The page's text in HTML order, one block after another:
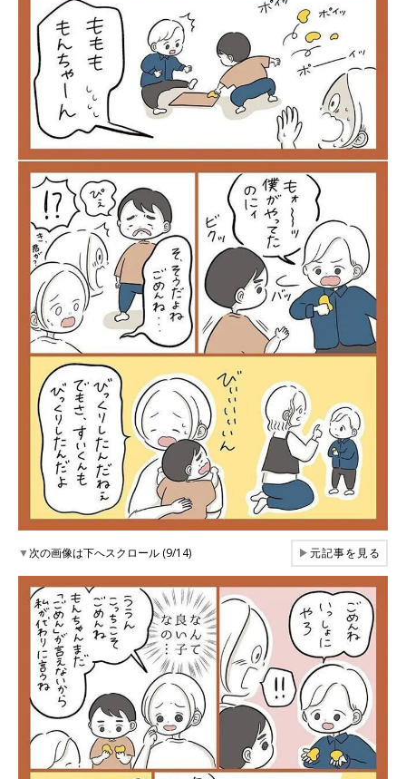
▼次の画像は下へスクロール (9/14) ▶元記事を見る